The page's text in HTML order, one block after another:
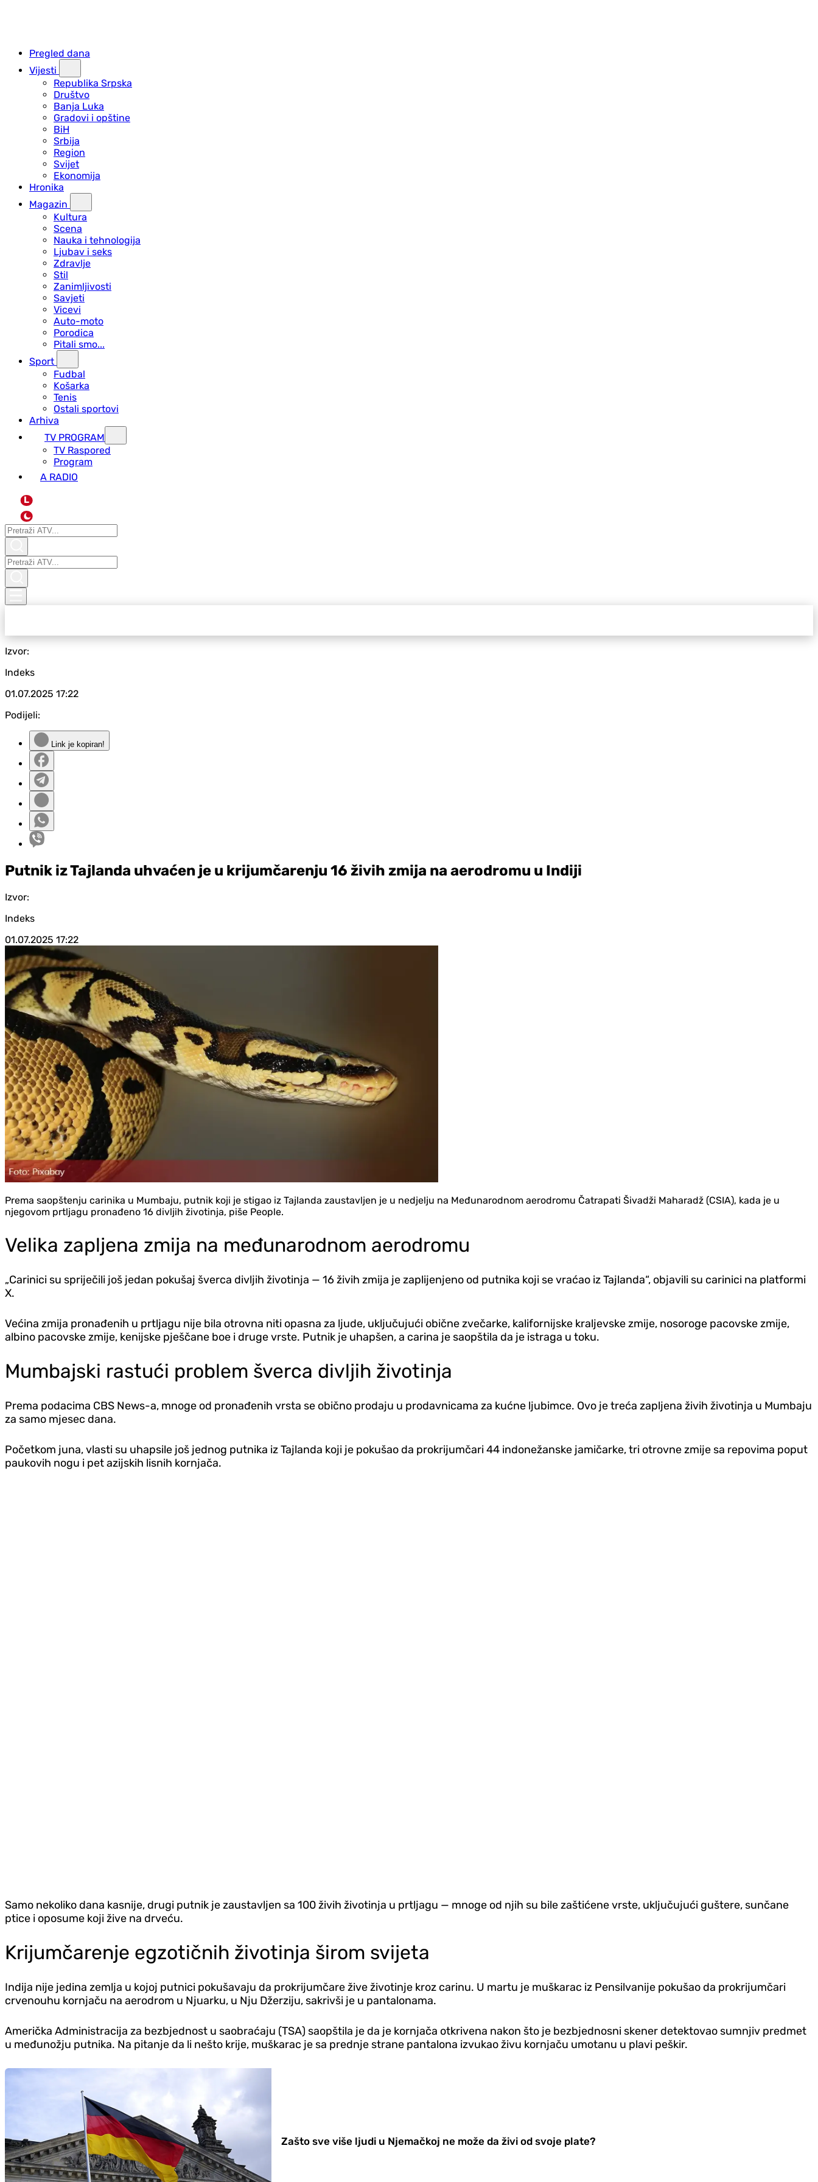
Pregled dana
Vijesti
Republika Srpska
Društvo
Banja Luka
Gradovi i opštine
BiH
Srbija
Region
Svijet
Ekonomija
Hronika
Magazin
Kultura
Scena
Nauka i tehnologija
Ljubav i seks
Zdravlje
Stil
Zanimljivosti
Savjeti
Vicevi
Auto-moto
Porodica
Pitali smo...
Sport
Fudbal
Košarka
Tenis
Ostali sportovi
Arhiva
TV PROGRAM
ТV Raspored
Program
A RADIO
L
Izvor:
Indeks
01.07.2025 17:22
Podijeli:
Link je kopiran!
Putnik iz Tajlanda uhvaćen je u krijumčarenju 16 živih zmija na aerodromu u Indiji
Izvor:
Indeks
01.07.2025 17:22
Prema saopštenju carinika u Mumbaju, putnik koji je stigao iz Tajlanda zaustavljen je u nedjelju na Međunarodnom aerodromu Čatrapati Šivadži Maharadž (CSIA), kada je u
njegovom prtljagu pronađeno 16 divljih životinja, piše People.
Velika zapljena zmija na međunarodnom aerodromu
„Carinici su spriječili još jedan pokušaj šverca divljih životinja — 16 živih zmija je zaplijenjeno od putnika koji se vraćao iz Tajlanda“, objavili su carinici na platformi
X.
Većina zmija pronađenih u prtljagu nije bila otrovna niti opasna za ljude, uključujući obične zvečarke, kalifornijske kraljevske zmije, nosoroge pacovske zmije,
albino pacovske zmije, kenijske pješčane boe i druge vrste. Putnik je uhapšen, a carina je saopštila da je istraga u toku.
Mumbajski rastući problem šverca divljih životinja
Prema podacima CBS News-a, mnoge od pronađenih vrsta se obično prodaju u prodavnicama za kućne ljubimce. Ovo je treća zapljena živih životinja u Mumbaju
za samo mjesec dana.
Početkom juna, vlasti su uhapsile još jednog putnika iz Tajlanda koji je pokušao da prokrijumčari 44 indonežanske jamičarke, tri otrovne zmije sa repovima poput
paukovih nogu i pet azijskih lisnih kornjača.
Samo nekoliko dana kasnije, drugi putnik je zaustavljen sa 100 živih životinja u prtljagu — mnoge od njih su bile zaštićene vrste, uključujući guštere, sunčane
ptice i oposume koji žive na drveću.
Krijumčarenje egzotičnih životinja širom svijeta
Indija nije jedina zemlja u kojoj putnici pokušavaju da prokrijumčare žive životinje kroz carinu. U martu je muškarac iz Pensilvanije pokušao da prokrijumčari
crvenouhu kornjaču na aerodrom u Njuarku, u Nju Džerziju, sakrivši je u pantalonama.
Američka Administracija za bezbjednost u saobraćaju (TSA) saopštila je da je kornjača otkrivena nakon što je bezbjednosni skener detektovao sumnjiv predmet
u međunožju putnika. Na pitanje da li nešto krije, muškarac je sa prednje strane pantalona izvukao živu kornjaču umotanu u plavi peškir.
Zašto sve više ljudi u Njemačkoj ne može da živi od svoje plate?